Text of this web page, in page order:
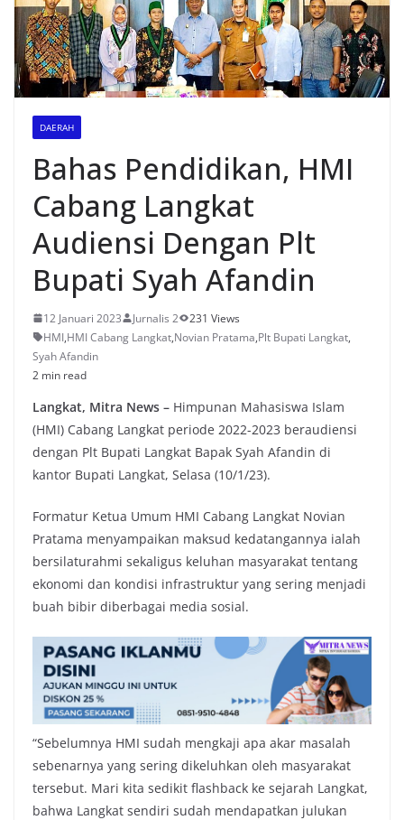
DAERAH
Bahas Pendidikan, HMI
Cabang Langkat
Audiensi Dengan Plt
Bupati Syah Afandin
12 Januari 2023 Jurnalis 2
231 Views
HMI,HMI Cabang Langkat,Novian Pratama,Plt Bupati Langkat,
Syah Afandin
2 min read
Langkat, Mitra News – Himpunan Mahasiswa Islam
(HMI) Cabang Langkat periode 2022-2023 beraudiensi
dengan Plt Bupati Langkat Bapak Syah Afandin di
kantor Bupati Langkat, Selasa (10/1/23).
Formatur Ketua Umum HMI Cabang Langkat Novian
Pratama menyampaikan maksud kedatangannya ialah
bersilaturahmi sekaligus keluhan masyarakat tentang
ekonomi dan kondisi infrastruktur yang sering menjadi
buah bibir diberbagai media sosial.
“Sebelumnya HMI sudah mengkaji apa akar masalah
sebenarnya yang sering dikeluhkan oleh masyarakat
tersebut. Mari kita sedikit flashback ke sejarah Langkat,
bahwa Langkat sendiri sudah mendapatkan julukan